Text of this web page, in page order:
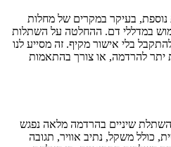
נוספת, בעיקר במקרים של מחלות
במדללי דם. ההחלטה על השתלות
בלי אישור מקיף. זה מסייע לנו
יתר להרדמה, או צורך בהתאמות
שיניים בהרדמה מלאה נפגש
כולל משקל, נתיב אוויר, תגובה